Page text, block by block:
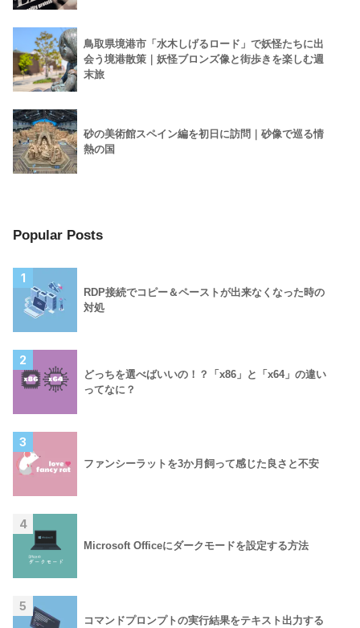
鳥取県境港市「水木しげるロード」で妖怪たちに出
会う境港散策｜妖怪ブロンズ像と街歩きを楽しむ週
末旅
砂の美術館スペイン編を初日に訪問｜砂像で巡る情
熱の国
Popular Posts
1
RDP接続でコピー＆ペーストが出来なくなった時の
対処
2
どっちを選べばいいの！？「x86」と「x64」の違い
ってなに？
3
ファンシーラットを3か月飼って感じた良さと不安
4
Microsoft Officeにダークモードを設定する方法
5
コマンドプロンプトの実行結果をテキスト出力する